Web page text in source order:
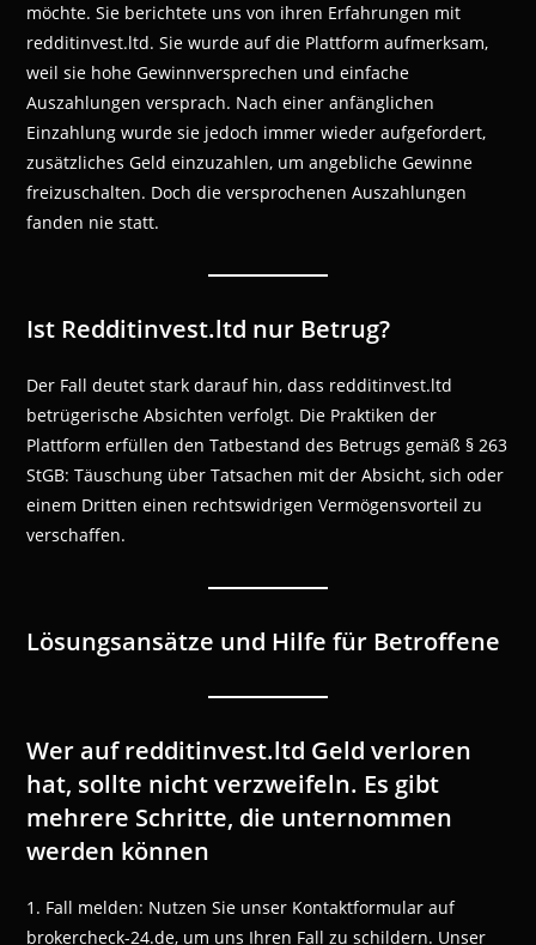
möchte. Sie berichtete uns von ihren Erfahrungen mit
redditinvest.ltd. Sie wurde auf die Plattform aufmerksam,
weil sie hohe Gewinnversprechen und einfache
Auszahlungen versprach. Nach einer anfänglichen
Einzahlung wurde sie jedoch immer wieder aufgefordert,
zusätzliches Geld einzuzahlen, um angebliche Gewinne
freizuschalten. Doch die versprochenen Auszahlungen
fanden nie statt.
Ist Redditinvest.ltd nur Betrug?
Der Fall deutet stark darauf hin, dass redditinvest.ltd
betrügerische Absichten verfolgt. Die Praktiken der
Plattform erfüllen den Tatbestand des Betrugs gemäß § 263
StGB: Täuschung über Tatsachen mit der Absicht, sich oder
einem Dritten einen rechtswidrigen Vermögensvorteil zu
verschaffen.
Lösungsansätze und Hilfe für Betroffene
Wer auf redditinvest.ltd Geld verloren
hat, sollte nicht verzweifeln. Es gibt
mehrere Schritte, die unternommen
werden können
1. Fall melden: Nutzen Sie unser Kontaktformular auf
brokercheck-24.de, um uns Ihren Fall zu schildern. Unser